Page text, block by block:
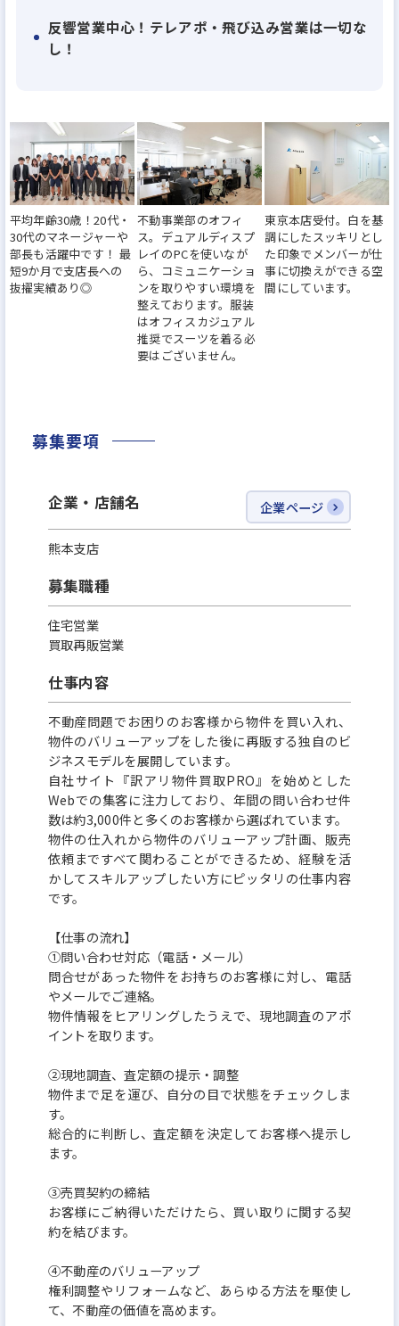
ます。
まですべて関わることができるため、経験を活かして
スキルアップしたい方にピッタリの仕事内容です。
不動産業界のご経験があれば、職種の経験は問いま
せん。
「入社2年以内に年収1,000万円以上稼ぐ」
「30歳までに独立する」
など、あなたのなりたい姿の実現に向けて会社と対
話を行い目標設定しましょう。
「アライアンス」という会社と従業員の関係は期間
しています。定期的に会社との対話の機会が設けて自
分のなりたい姿に向かって目標設定をして仕事に取
組みましょう。
反響営業中心！テレアポ・飛び込み営業は一切な
し！
平均年齢30歳！20代・
30代のマネージャーや
部長も活躍中です！ 最
短9か月で支店長への
抜擢実績あり◎
不動事業部のオフィ
ス。デュアルディスプ
レイのPCを使いなが
ら、コミュニケーショ
ンを取りやすい環境を
整えております。服装
はオフィスカジュアル
推奨でスーツを着る必
要はございません。
東京本店受付。白を基
調にしたスッキリとし
た印象でメンバーが仕
事に切換えができる空
間にしています。
募集要項
企業・店舗名 企業ページ
熊本支店
募集職種
住宅営業
買取再販営業
仕事内容
不動産問題でお困りのお客様から物件を買い入れ、
物件のバリューアップをした後に再販する独自のビ
ジネスモデルを展開しています。
自社サイト『訳アリ物件買取PRO』を始めとした
Webでの集客に注力しており、年間の問い合わせ件
数は約3,000件と多くのお客様から選ばれています。
物件の仕入れから物件のバリューアップ計画、販売
依頼まですべて関わることができるため、経験を活
かしてスキルアップしたい方にピッタリの仕事内容
です。
【仕事の流れ】
①問い合わせ対応（電話・メール）
問合せがあった物件をお持ちのお客様に対し、電話
やメールでご連絡。
物件情報をヒアリングしたうえで、現地調査のアポ
イントを取ります。
②現地調査、査定額の提示・調整
物件まで足を運び、自分の目で状態をチェックしま
す。
総合的に判断し、査定額を決定してお客様へ提示し
ます。
③売買契約の締結
お客様にご納得いただけたら、買い取りに関する契
約を結びます。
④不動産のバリューアップ
権利調整やリフォームなど、あらゆる方法を駆使し
て、不動産の価値を高めます。